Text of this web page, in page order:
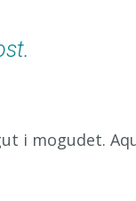
i mogudet.